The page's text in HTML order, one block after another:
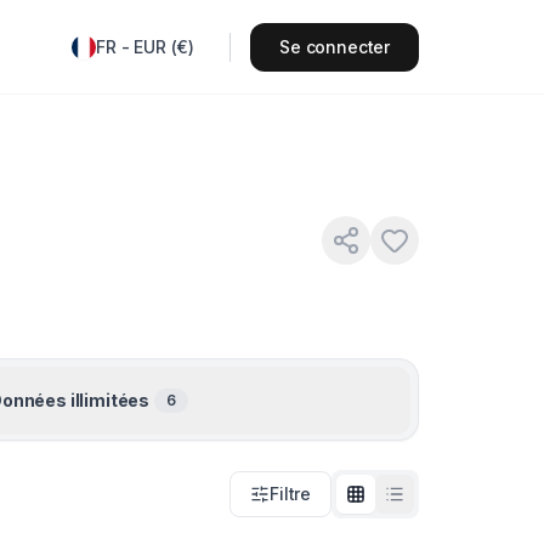
FR - EUR (€) Se connecter
illimitées 6
Filtre